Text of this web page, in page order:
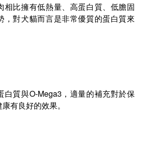
相比擁有低熱量、高蛋白質、低膽固
，對犬貓而言是非常優質的蛋白質來
白質與O-Mega3，適量的補充對於保
有良好的效果。